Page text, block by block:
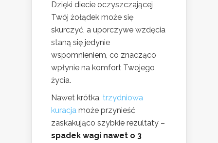
Dzięki diecie oczyszczającej
Twój żołądek może się
skurczyć, a uporczywe wzdęcia
staną się jedynie
wspomnieniem, co znacząco
wpłynie na komfort Twojego
życia.
Nawet krótka, trzydniowa
kuracja może przynieść
zaskakująco szybkie rezultaty –
spadek wagi nawet o 3